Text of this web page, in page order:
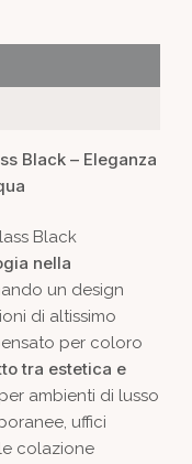
Black – Eleganza
Black
nella
un design
di altissimo
per coloro
tra estetica e
ambienti di lusso
uffici
colazione